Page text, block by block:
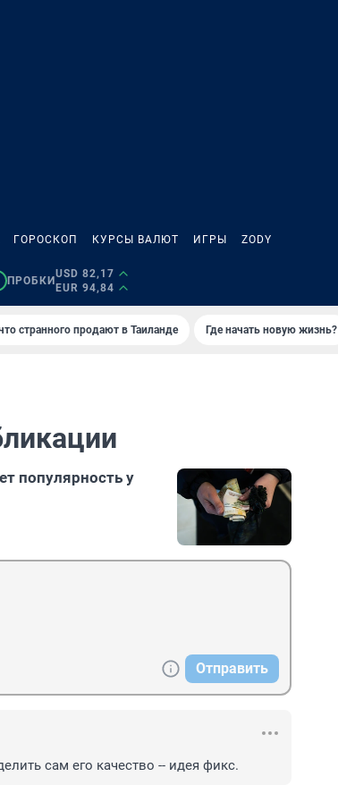
ГОРОСКОП КУРСЫ ВАЛЮТ ИГРЫ ZODY
ПРОБКИ
USD 82,17
EUR 94,84
странного продают в Таиланде Где начать новую жизнь?
популярность у
Отправить
сам его качество -- идея фикс.